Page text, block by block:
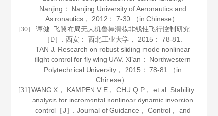
Nanjing： Nanjing University of Aeronautics and
Astronautics， 2012 ： 7-30 （in Chinese）.
[30]
谭健. 飞翼布局无人机鲁棒滑模非线性飞行控制研究
［D］. 西安： 西北工业大学， 2015 ： 78-81.
TAN J. Research on robust sliding mode nonlinear
flight control for fly wing UAV. Xi’an： Northwestern
Polytechnical University， 2015 ： 78-81 （in
Chinese）.
[31] WANG X， KAMPEN V E， CHU Q P， et al. Stability
analysis for incremental nonlinear dynamic inversion
control［J］. Journal of Guidance， Control， and